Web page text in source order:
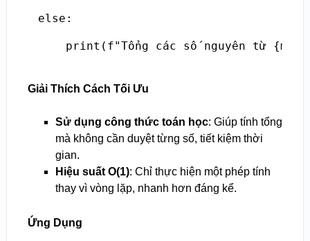
else:
print(f"Tổng các số nguyên từ {m}
Giải Thích Cách Tối Ưu
Sử dụng công thức toán học: Giúp tính tổng
mà không cần duyệt từng số, tiết kiệm thời
gian.
Hiệu suất O(1): Chỉ thực hiện một phép tính
thay vì vòng lặp, nhanh hơn đáng kể.
Ứng Dụng